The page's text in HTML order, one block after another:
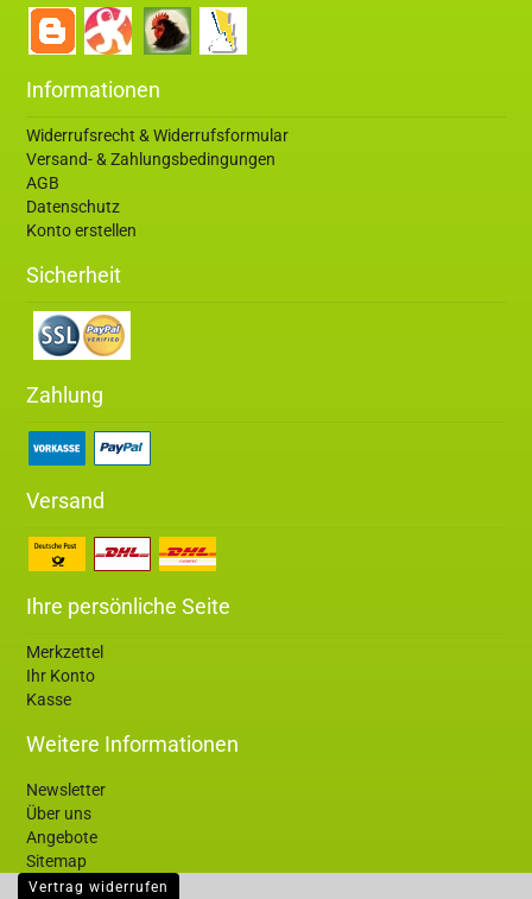
Informationen
Widerrufsrecht & Widerrufsformular
Versand- & Zahlungsbedingungen
AGB
Datenschutz
Konto erstellen
Sicherheit
Zahlung
Versand
Ihre persönliche Seite
Merkzettel
Ihr Konto
Kasse
Weitere Informationen
Newsletter
Über uns
Angebote
Sitemap
Vertrag widerrufen